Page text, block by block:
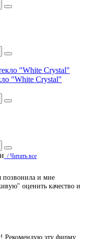
"White Сrystal"
/ Читать все
позвонила и мне
оценить качество и
Рекомендую эту фирму,